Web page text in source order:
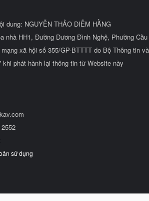
dung: NGUYỄN THẢO DIỄM HẰNG
nhà HH1, Đường Dương Đình Nghệ, Phường
xã hội số 355/GP-BTTTT do Bộ Thông tin
khi phát hành lại thông tin từ Website này
sử dụng